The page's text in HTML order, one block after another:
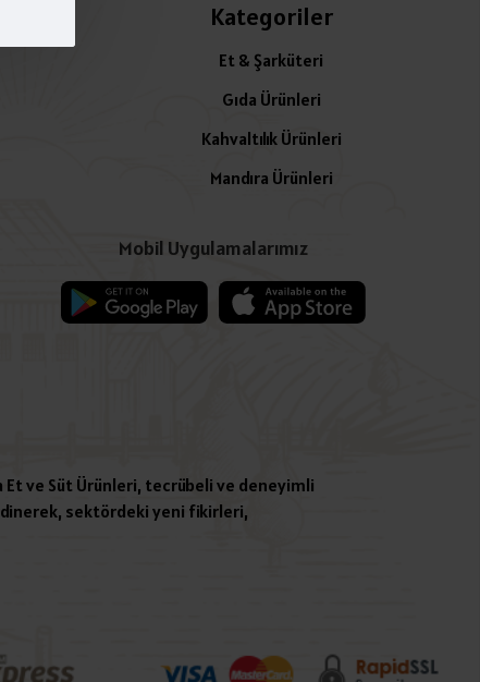
Kategoriler
Et & Şarküteri
Gıda Ürünleri
Kahvaltılık Ürünleri
Mandıra Ürünleri
Mobil Uygulamalarımız
Et ve Süt Ürünleri, tecrübeli ve deneyimli
sektördeki yeni fikirleri,